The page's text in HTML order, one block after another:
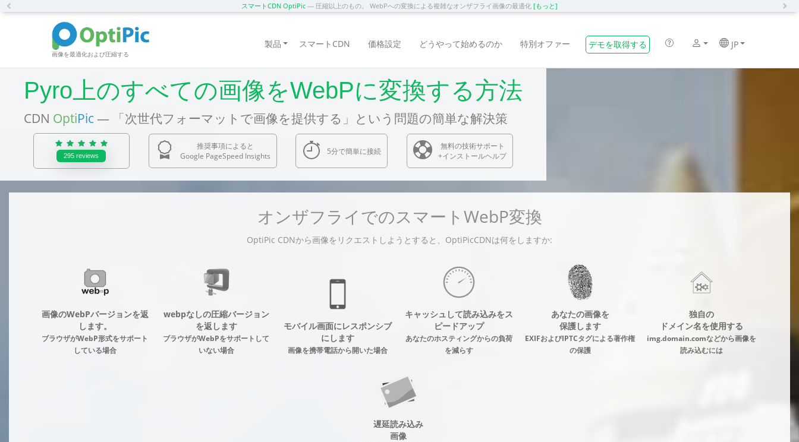
スマートCDN OptiPic — 圧縮以上のもの。 WebPへの変換による複雑なオンザフライ画像の最適化 [もっと]
画像を最適化および圧縮する
製品 スマートCDN 価格設定 どうやって始めるのか 特別オファー デモを取得する JP
Pyro上のすべての画像をWebPに変換する方法
CDN OptiPic — 「次世代フォーマットで画像を提供する」という問題の簡単な解決策
295reviews
推奨事項によると
Google PageSpeed Insights
5分で簡単に接続
無料の技術サポート
+インストールヘルプ
オンザフライでのスマートWebP変換
OptiPic CDNから画像をリクエストしようとすると、OptiPicCDNは何をしますか:
画像のWebPバージョンを返
します。
ブラウザがWebP形式をサポート
している場合
webpなしの圧縮バージョン
を返します
ブラウザがWebPをサポートして
いない場合
モバイル画面にレスポンシブ
にします
画像を携帯電話から開いた場合
キャッシュして読み込みをス
ピードアップ
あなたのホスティングからの負荷
を減らす
あなたの画像を
保護します
EXIFおよびIPTCタグによる著作権
の保護
独自の
ドメイン名を使用する
img.domain.comなどから画像を
読み込むには
遅延読み込み
画像